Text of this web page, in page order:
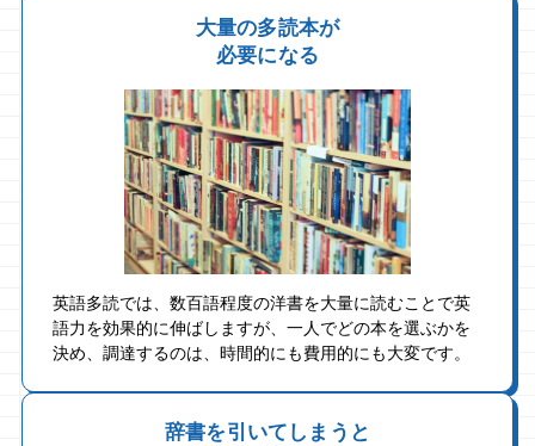
大量の多読本が
必要になる
英語多読では、数百語程度の洋書を大量に読むことで英
語力を効果的に伸ばしますが、一人でどの本を選ぶかを
決め、調達するのは、時間的にも費用的にも大変です。
辞書を引いてしまうと